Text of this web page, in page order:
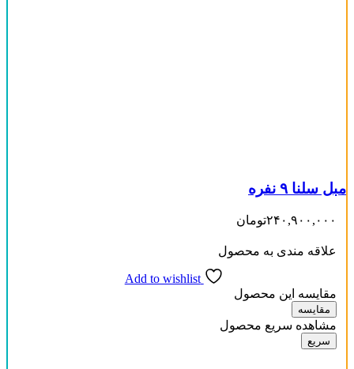
مبل سلنا ۹ نفره
۲۴۰,۹۰۰,۰۰۰تومان
علاقه مندی به محصول
Add to wishlist
مقایسه این محصول
مقایسه
مشاهده سریع محصول
سریع